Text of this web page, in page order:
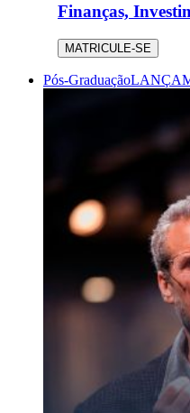
Finanças,
MATRICULE-SE
Pós-Graduação